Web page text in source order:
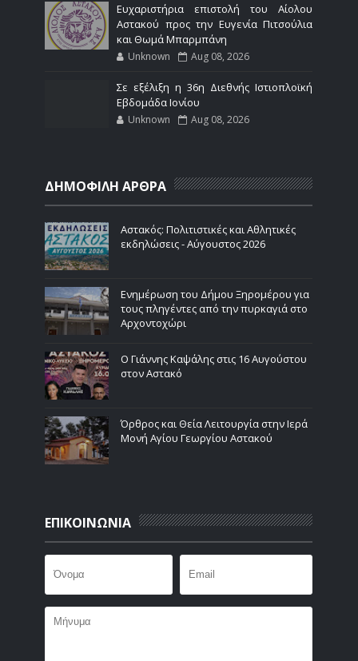
Ευχαριστήρια επιστολή του Αίολου
Αστακού προς την Ευγενία Πιτσούλια
και Θωμά Μπαρμπάνη
Unknown Aug 08, 2026
Σε εξέλιξη η 36η Διεθνής Ιστιοπλοϊκή
Εβδομάδα Ιονίου
Unknown Aug 08, 2026
ΔΗΜΟΦΙΛΗ ΑΡΘΡΑ
Αστακός: Πολιτιστικές και Αθλητικές
εκδηλώσεις - Αύγουστος 2026
Ενημέρωση του Δήμου Ξηρομέρου για
τους πληγέντες από την πυρκαγιά στο
Αρχοντοχώρι
Ο Γιάννης Καψάλης στις 16 Αυγούστου
στον Αστακό
Όρθρος και Θεία Λειτουργία στην Ιερά
Μονή Αγίου Γεωργίου Αστακού
ΕΠΙΚΟΙΝΩΝΙΑ